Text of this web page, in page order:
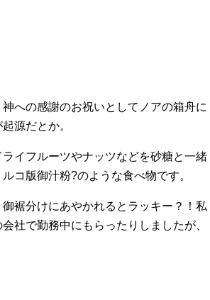
への感謝のお祝いとしてノアの箱舟に
源だとか。
イフルーツやナッツなどを砂糖と一緒
コ版御汁粉?のような食べ物です。
裾分けにあやかれるとラッキー？！私
社で勤務中にもらったりしましたが、